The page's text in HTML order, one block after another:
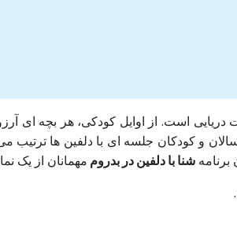
است. از اوایل کودکی، هر بچه ای
و کودکان جلسه ای با دلفین ها ترتیب
شنا با دلفین در بدروم مهمانان از یک